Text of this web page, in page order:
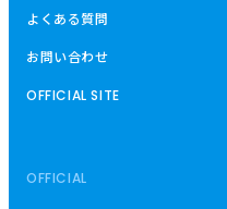
よくある質問
お問い合わせ
OFFICIAL SITE
OFFICIAL